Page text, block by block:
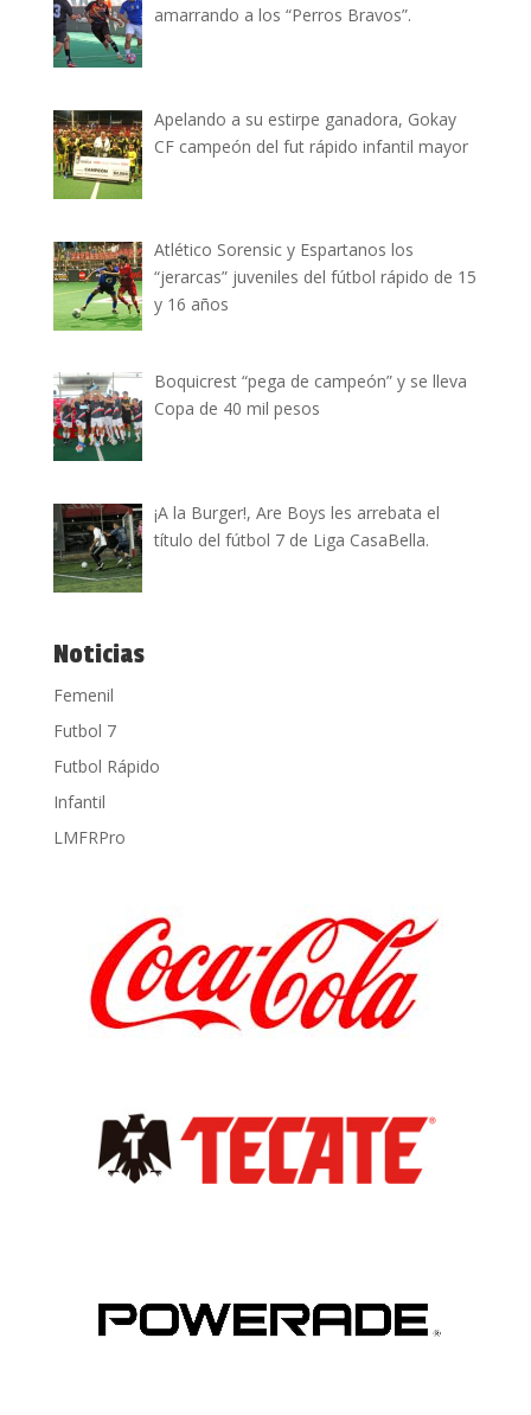
amarrando a los “Perros Bravos”.
Apelando a su estirpe ganadora, Gokay
CF campeón del fut rápido infantil mayor
Atlético Sorensic y Espartanos los
“jerarcas” juveniles del fútbol rápido de 15
y 16 años
Boquicrest “pega de campeón” y se lleva
Copa de 40 mil pesos
¡A la Burger!, Are Boys les arrebata el
título del fútbol 7 de Liga CasaBella.
Noticias
Femenil
Futbol 7
Futbol Rápido
Infantil
LMFRPro